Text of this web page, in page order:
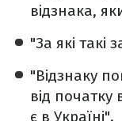
відзнака,
"За які такі
"Відзнаку
від початку
є в Україні".